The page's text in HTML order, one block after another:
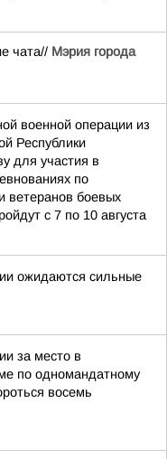
чата// Мэрия города
военной операции из
Республики
для участия в
по
ветеранов боевых
с 7 по 10 августа
ожидаются сильные
за место в
по одномандатному
восемь